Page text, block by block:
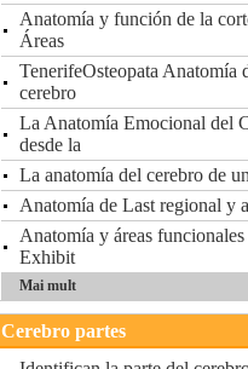
Anatomía y función de la
Áreas
TenerifeOsteopata Anatomía
cerebro
La Anatomía Emocional del
desde la
La anatomía del cerebro de
Anatomía de Last regional y
Anatomía y áreas
Exhibit
Mai mult
Cerebro partes